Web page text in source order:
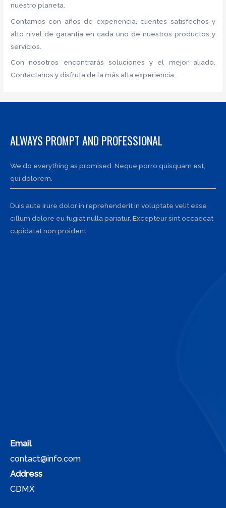
nuestro planeta.
Contamos con años de experiencia, clientes satisfechos y
alto nivel de garantía en cada uno de nuestros productos y
servicios.
Con nosotros encontrarás soluciones y el mejor aliado.
Contáctanos y disfruta de la más alta experiencia.
ALWAYS PROMPT AND PROFESSIONAL
We do everything as promised. Neque porro quisquam est,
qui dolorem.
Duis aute irure dolor in reprehenderit in voluptate velit esse
cillum dolore eu fugiat nulla pariatur. Excepteur sint occaecat
cupidatat non proident.
Email
contact@info.com
Address
CDMX